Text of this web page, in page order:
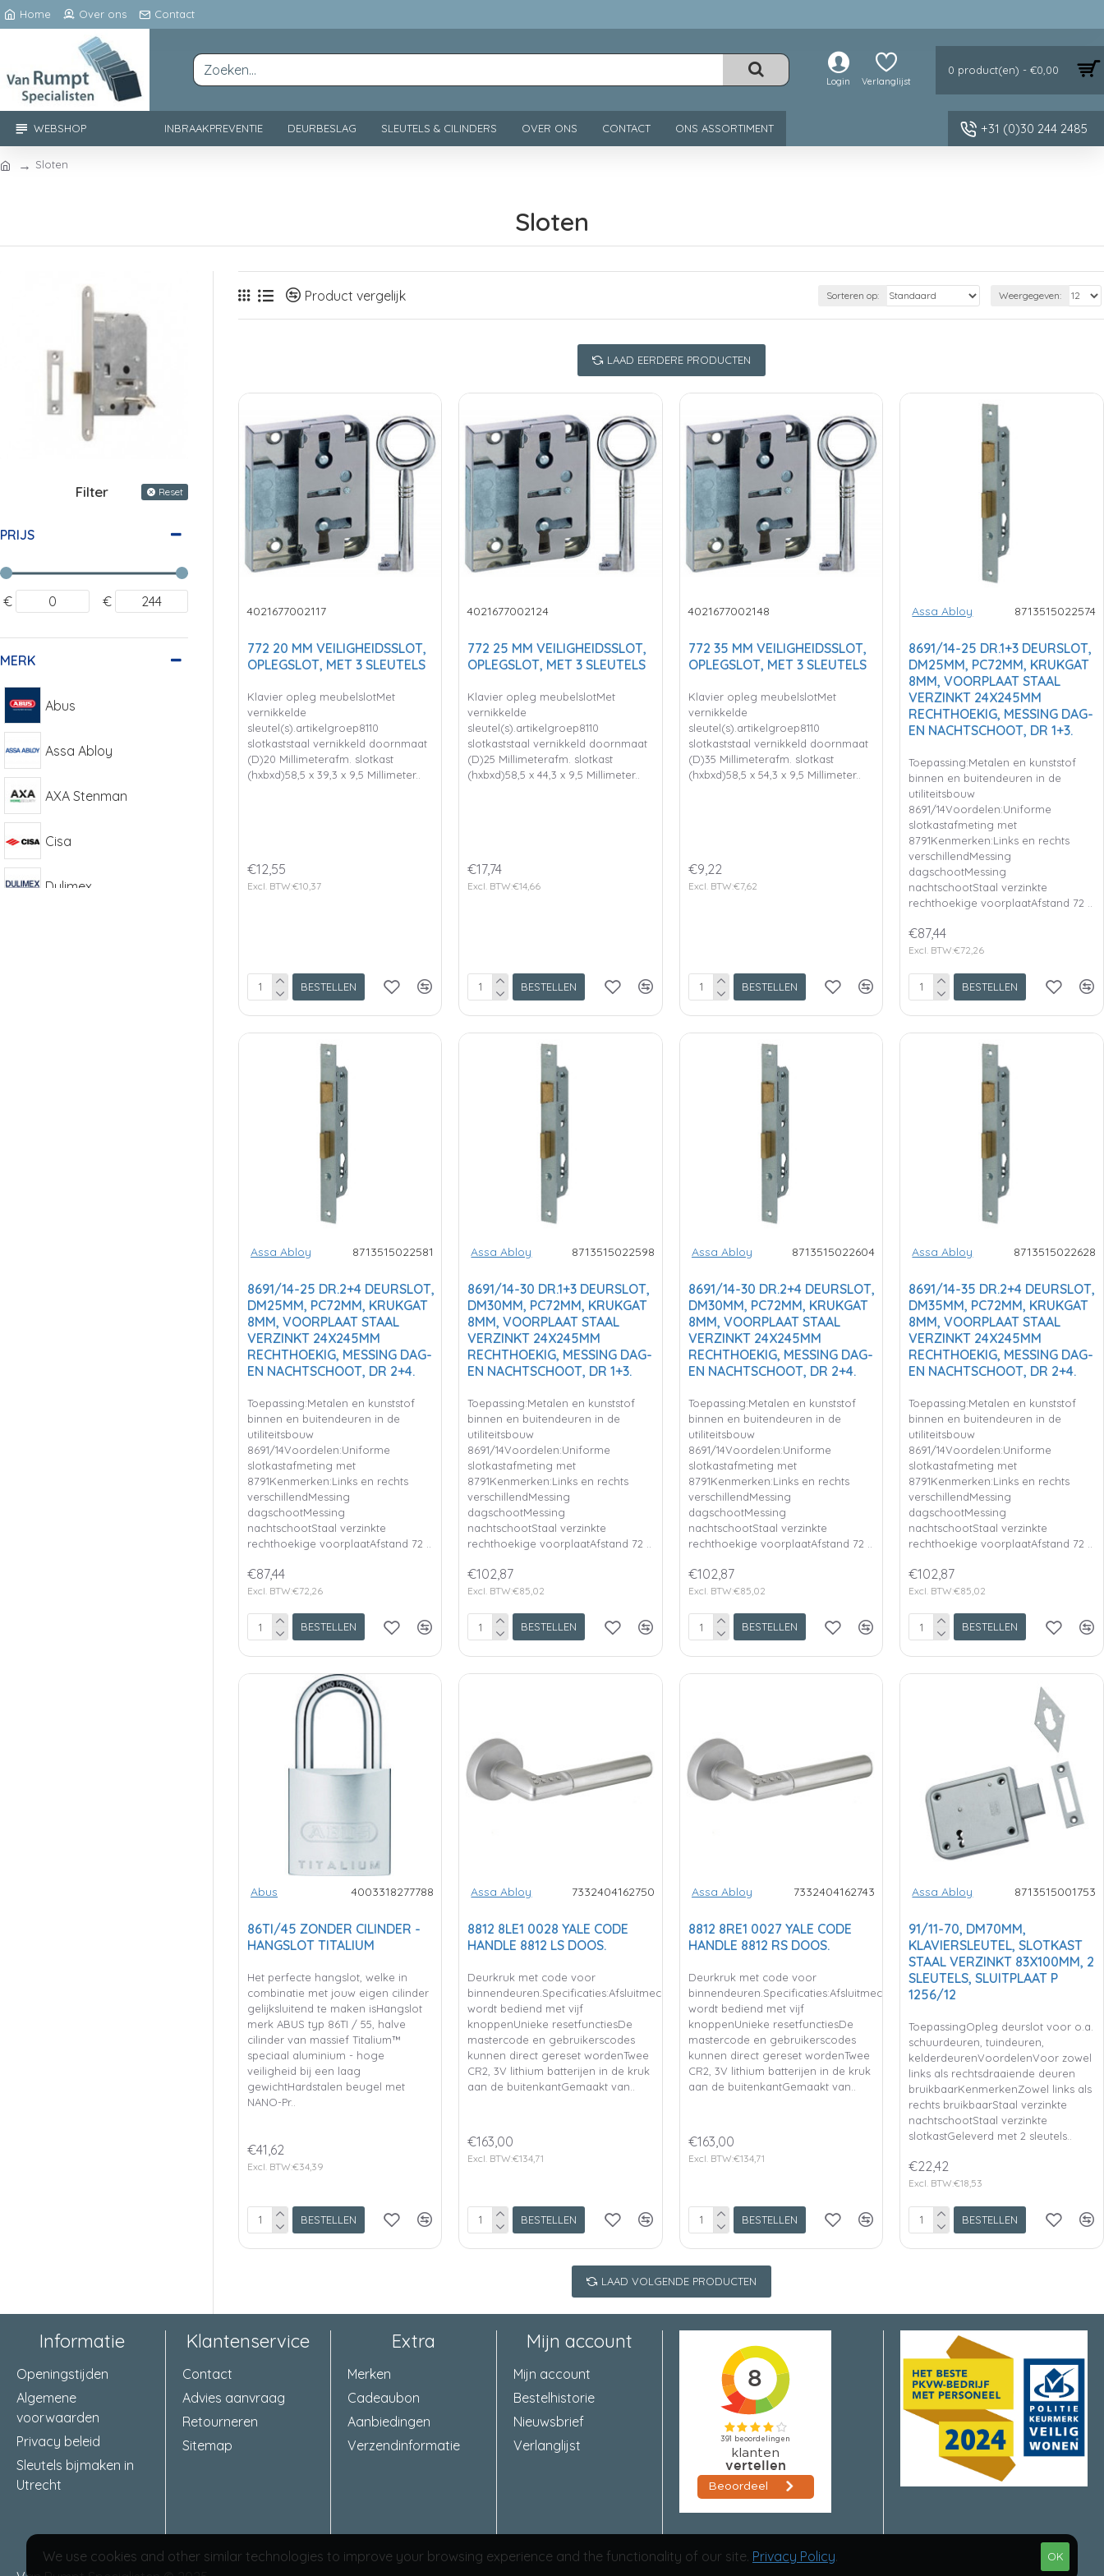
Home Over ons Contact
Login Verlanglijst
0 product(en) - €0,00
WEBSHOP INBRAAKPREVENTIE DEURBESLAG SLEUTELS & CILINDERS OVER ONS CONTACT ONS ASSORTIMENT +31 (0)30 244 2485
Sloten
Sloten
Filter Reset
PRIJS
€ €
MERK
Abus
Assa Abloy
AXA Stenman
Cisa
Dulimex
Product vergelijk Sorteren op: Weergegeven:
LAAD EERDERE PRODUCTEN
4021677002117
772 20 MM VEILIGHEIDSSLOT,
OPLEGSLOT, MET 3 SLEUTELS
Klavier opleg meubelslotMet
vernikkelde
sleutel(s).artikelgroep8110
slotkaststaal vernikkeld doornmaat
(D)20 Millimeterafm. slotkast
(hxbxd)58,5 x 39,3 x 9,5 Millimeter..
€12,55
Excl. BTW:€10,37
BESTELLEN
4021677002124
772 25 MM VEILIGHEIDSSLOT,
OPLEGSLOT, MET 3 SLEUTELS
Klavier opleg meubelslotMet
vernikkelde
sleutel(s).artikelgroep8110
slotkaststaal vernikkeld doornmaat
(D)25 Millimeterafm. slotkast
(hxbxd)58,5 x 44,3 x 9,5 Millimeter..
€17,74
Excl. BTW:€14,66
BESTELLEN
4021677002148
772 35 MM VEILIGHEIDSSLOT,
OPLEGSLOT, MET 3 SLEUTELS
Klavier opleg meubelslotMet
vernikkelde
sleutel(s).artikelgroep8110
slotkaststaal vernikkeld doornmaat
(D)35 Millimeterafm. slotkast
(hxbxd)58,5 x 54,3 x 9,5 Millimeter..
€9,22
Excl. BTW:€7,62
BESTELLEN
Assa Abloy 8713515022574
8691/14-25 DR.1+3 DEURSLOT,
DM25MM, PC72MM, KRUKGAT
8MM, VOORPLAAT STAAL
VERZINKT 24X245MM
RECHTHOEKIG, MESSING DAG-
EN NACHTSCHOOT, DR 1+3.
Toepassing:Metalen en kunststof
binnen en buitendeuren in de
utiliteitsbouw
8691/14Voordelen:Uniforme
slotkastafmeting met
8791Kenmerken:Links en rechts
verschillendMessing
dagschootMessing
nachtschootStaal verzinkte
rechthoekige voorplaatAfstand 72 ..
€87,44
Excl. BTW:€72,26
BESTELLEN
Assa Abloy 8713515022581
8691/14-25 DR.2+4 DEURSLOT,
DM25MM, PC72MM, KRUKGAT
8MM, VOORPLAAT STAAL
VERZINKT 24X245MM
RECHTHOEKIG, MESSING DAG-
EN NACHTSCHOOT, DR 2+4.
Toepassing:Metalen en kunststof
binnen en buitendeuren in de
utiliteitsbouw
8691/14Voordelen:Uniforme
slotkastafmeting met
8791Kenmerken:Links en rechts
verschillendMessing
dagschootMessing
nachtschootStaal verzinkte
rechthoekige voorplaatAfstand 72 ..
€87,44
Excl. BTW:€72,26
BESTELLEN
Assa Abloy 8713515022598
8691/14-30 DR.1+3 DEURSLOT,
DM30MM, PC72MM, KRUKGAT
8MM, VOORPLAAT STAAL
VERZINKT 24X245MM
RECHTHOEKIG, MESSING DAG-
EN NACHTSCHOOT, DR 1+3.
Toepassing:Metalen en kunststof
binnen en buitendeuren in de
utiliteitsbouw
8691/14Voordelen:Uniforme
slotkastafmeting met
8791Kenmerken:Links en rechts
verschillendMessing
dagschootMessing
nachtschootStaal verzinkte
rechthoekige voorplaatAfstand 72 ..
€102,87
Excl. BTW:€85,02
BESTELLEN
Assa Abloy 8713515022604
8691/14-30 DR.2+4 DEURSLOT,
DM30MM, PC72MM, KRUKGAT
8MM, VOORPLAAT STAAL
VERZINKT 24X245MM
RECHTHOEKIG, MESSING DAG-
EN NACHTSCHOOT, DR 2+4.
Toepassing:Metalen en kunststof
binnen en buitendeuren in de
utiliteitsbouw
8691/14Voordelen:Uniforme
slotkastafmeting met
8791Kenmerken:Links en rechts
verschillendMessing
dagschootMessing
nachtschootStaal verzinkte
rechthoekige voorplaatAfstand 72 ..
€102,87
Excl. BTW:€85,02
BESTELLEN
Assa Abloy 8713515022628
8691/14-35 DR.2+4 DEURSLOT,
DM35MM, PC72MM, KRUKGAT
8MM, VOORPLAAT STAAL
VERZINKT 24X245MM
RECHTHOEKIG, MESSING DAG-
EN NACHTSCHOOT, DR 2+4.
Toepassing:Metalen en kunststof
binnen en buitendeuren in de
utiliteitsbouw
8691/14Voordelen:Uniforme
slotkastafmeting met
8791Kenmerken:Links en rechts
verschillendMessing
dagschootMessing
nachtschootStaal verzinkte
rechthoekige voorplaatAfstand 72 ..
€102,87
Excl. BTW:€85,02
BESTELLEN
Abus 4003318277788
86TI/45 ZONDER CILINDER -
HANGSLOT TITALIUM
Het perfecte hangslot, welke in
combinatie met jouw eigen cilinder
gelijksluitend te maken isHangslot
merk ABUS typ 86TI / 55, halve
cilinder van massief Titalium™
speciaal aluminium - hoge
veiligheid bij een laag
gewichtHardstalen beugel met
NANO-Pr..
€41,62
Excl. BTW:€34,39
BESTELLEN
Assa Abloy 7332404162750
8812 8LE1 0028 YALE CODE
HANDLE 8812 LS DOOS.
Deurkruk met code voor
binnendeuren.Specificaties:Afsluitmechanisme
wordt bediend met vijf
knoppenUnieke resetfunctiesDe
mastercode en gebruikerscodes
kunnen direct gereset wordenTwee
CR2, 3V lithium batterijen in de kruk
aan de buitenkantGemaakt van..
€163,00
Excl. BTW:€134,71
BESTELLEN
Assa Abloy 7332404162743
8812 8RE1 0027 YALE CODE
HANDLE 8812 RS DOOS.
Deurkruk met code voor
binnendeuren.Specificaties:Afsluitmechanisme
wordt bediend met vijf
knoppenUnieke resetfunctiesDe
mastercode en gebruikerscodes
kunnen direct gereset wordenTwee
CR2, 3V lithium batterijen in de kruk
aan de buitenkantGemaakt van..
€163,00
Excl. BTW:€134,71
BESTELLEN
Assa Abloy 8713515001753
91/11-70, DM70MM,
KLAVIERSLEUTEL, SLOTKAST
STAAL VERZINKT 83X100MM, 2
SLEUTELS, SLUITPLAAT P
1256/12
ToepassingOpleg deurslot voor o.a.
schuurdeuren, tuindeuren,
kelderdeurenVoordelenVoor zowel
links als rechtsdraaiende deuren
bruikbaarKenmerkenZowel links als
rechts bruikbaarStaal verzinkte
nachtschootStaal verzinkte
slotkastGeleverd met 2 sleutels..
€22,42
Excl. BTW:€18,53
BESTELLEN
LAAD VOLGENDE PRODUCTEN
Informatie
Openingstijden
Algemene
voorwaarden
Privacy beleid
Sleutels bijmaken in
Utrecht
Klantenservice
Contact
Advies aanvraag
Retourneren
Sitemap
Extra
Merken
Cadeaubon
Aanbiedingen
Verzendinformatie
Mijn account
Mijn account
Bestelhistorie
Nieuwsbrief
Verlanglijst
OK
We use cookies and other similar technologies to improve your browsing experience and the functionality of our site. Privacy Policy.